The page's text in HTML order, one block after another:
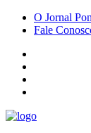
O Jornal
Fale